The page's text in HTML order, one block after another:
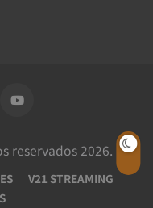
reservados 2026.
V21 STREAMING